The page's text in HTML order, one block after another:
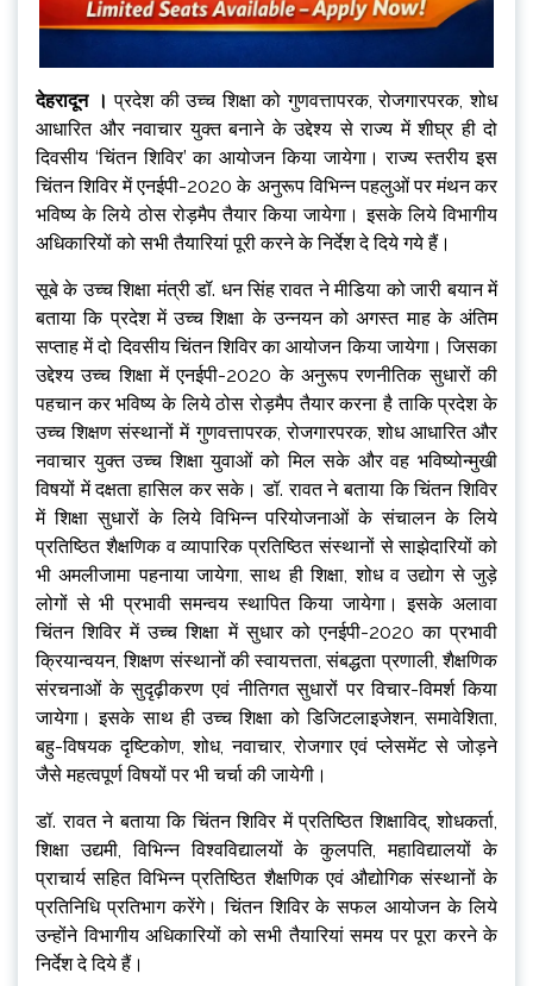
देहरादून । प्रदेश की उच्च शिक्षा को गुणवत्तापरक, रोजगारपरक, शोध
आधारित और नवाचार युक्त बनाने के उद्देश्य से राज्य में शीघ्र ही दो
दिवसीय ‘चिंतन शिविर’ का आयोजन किया जायेगा। राज्य स्तरीय इस
चिंतन शिविर में एनईपी-2020 के अनुरूप विभिन्न पहलुओं पर मंथन कर
भविष्य के लिये ठोस रोड़मैप तैयार किया जायेगा। इसके लिये विभागीय
अधिकारियों को सभी तैयारियां पूरी करने के निर्देश दे दिये गये हैं।
सूबे के उच्च शिक्षा मंत्री डॉ. धन सिंह रावत ने मीडिया को जारी बयान में
बताया कि प्रदेश में उच्च शिक्षा के उन्नयन को अगस्त माह के अंतिम
सप्ताह में दो दिवसीय चिंतन शिविर का आयोजन किया जायेगा। जिसका
उद्देश्य उच्च शिक्षा में एनईपी-2020 के अनुरूप रणनीतिक सुधारों की
पहचान कर भविष्य के लिये ठोस रोड़मैप तैयार करना है ताकि प्रदेश के
उच्च शिक्षण संस्थानों में गुणवत्तापरक, रोजगारपरक, शोध आधारित और
नवाचार युक्त उच्च शिक्षा युवाओं को मिल सके और वह भविष्योन्मुखी
विषयों में दक्षता हासिल कर सके। डॉ. रावत ने बताया कि चिंतन शिविर
में शिक्षा सुधारों के लिये विभिन्न परियोजनाओं के संचालन के लिये
प्रतिष्ठित शैक्षणिक व व्यापारिक प्रतिष्ठित संस्थानों से साझेदारियों को
भी अमलीजामा पहनाया जायेगा, साथ ही शिक्षा, शोध व उद्योग से जुड़े
लोगों से भी प्रभावी समन्वय स्थापित किया जायेगा। इसके अलावा
चिंतन शिविर में उच्च शिक्षा में सुधार को एनईपी-2020 का प्रभावी
क्रियान्वयन, शिक्षण संस्थानों की स्वायत्तता, संबद्धता प्रणाली, शैक्षणिक
संरचनाओं के सुदृढ़ीकरण एवं नीतिगत सुधारों पर विचार-विमर्श किया
जायेगा। इसके साथ ही उच्च शिक्षा को डिजिटलाइजेशन, समावेशिता,
बहु-विषयक दृष्टिकोण, शोध, नवाचार, रोजगार एवं प्लेसमेंट से जोड़ने
जैसे महत्वपूर्ण विषयों पर भी चर्चा की जायेगी।
डॉ. रावत ने बताया कि चिंतन शिविर में प्रतिष्ठित शिक्षाविद्, शोधकर्ता,
शिक्षा उद्यमी, विभिन्न विश्वविद्यालयों के कुलपति, महाविद्यालयों के
प्राचार्य सहित विभिन्न प्रतिष्ठित शैक्षणिक एवं औद्योगिक संस्थानों के
प्रतिनिधि प्रतिभाग करेंगे। चिंतन शिविर के सफल आयोजन के लिये
उन्होंने विभागीय अधिकारियों को सभी तैयारियां समय पर पूरा करने के
निर्देश दे दिये हैं।